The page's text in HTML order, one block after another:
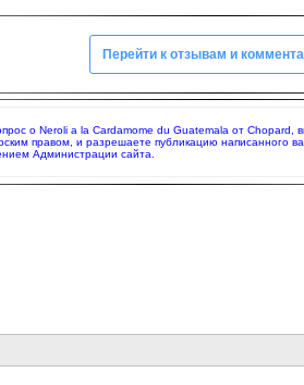
Перейти к отзывам и
о Neroli a la Cardamome du Guatemala от
правом, и разрешаете публикацию написанного
Администрации сайта.